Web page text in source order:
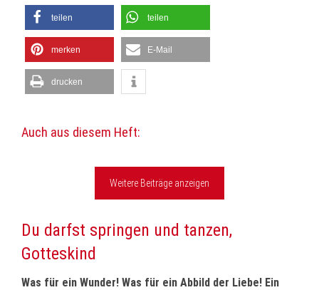
teilen teilen
merken E-Mail
drucken
Auch aus diesem Heft:
Weitere Beiträge anzeigen
Du darfst springen und tanzen,
Gotteskind
Was für ein Wunder! Was für ein Abbild der Liebe! Ein